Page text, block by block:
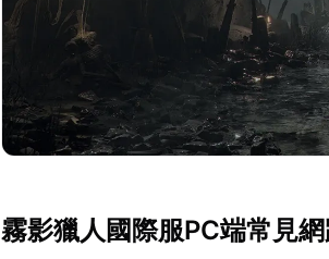
霧影獵人國際服PC端常見